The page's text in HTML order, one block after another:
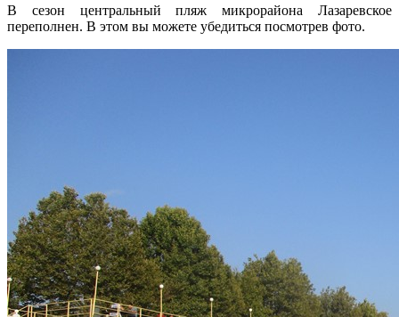
В сезон центральный пляж микрорайона Лазаревское
переполнен. В этом вы можете убедиться посмотрев фото.